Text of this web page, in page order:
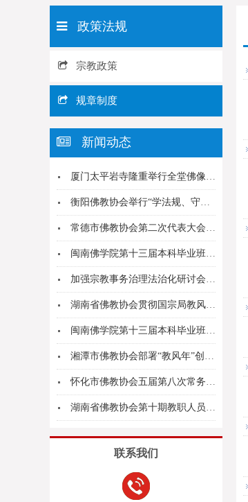
政策法规
宗教政策
规章制度
新闻动态
厦门太平岩寺隆重举行全堂佛像开光暨世澄大和尚升...
衡阳佛教协会举行“学法规、守戒律、重修为、树形...
常德市佛教协会第二次代表大会隆重召开旦领法师当...
闽南佛学院第十三届本科毕业班参学团参访圆光佛学...
加强宗教事务治理法治化研讨会举行 李干杰出席并...
湖南省佛教协会贯彻国宗局教风年创建活动与省佛协...
闽南佛学院第十三届本科毕业班赴台参学团今日启程
湘潭市佛教协会部署“教风年”创建活动
怀化市佛教协会五届第八次常务理事会召开
湖南省佛教协会第十期教职人员培训班圆满结业
联系我们